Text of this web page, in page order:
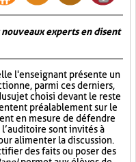
experts en disent
l'enseignant présente un
parmi ces derniers,
sujet choisi devant le reste
préalablement sur le
en mesure de défendre
sont invités à
alimenter la discussion.
des faits ou poser des